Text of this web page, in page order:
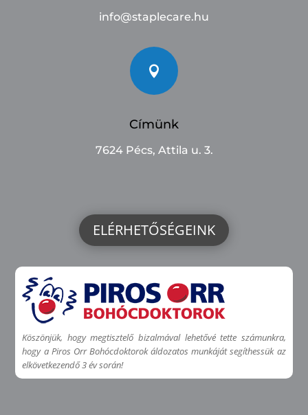
info@staplecare.hu

Címünk
7624 Pécs, Attila u. 3.
ELÉRHETŐSÉGEINK
Köszönjük, hogy megtisztelő bizalmával lehetővé tette számunkra,
hogy a Piros Orr Bohócdoktorok áldozatos munkáját segíthessük az
elkövetkezendő 3 év során!